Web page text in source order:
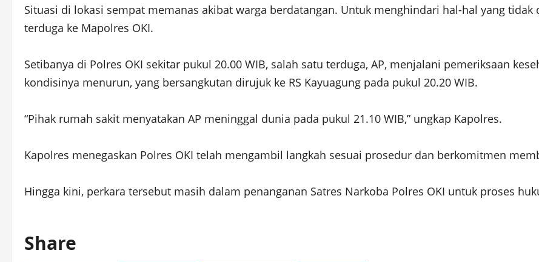
Situasi di lokasi sempat memanas akibat warga berdatangan. Untuk menghindari hal-hal yang
terduga ke Mapolres OKI.
Setibanya di Polres OKI sekitar pukul 20.00 WIB, salah satu terduga, AP, menjalani pemeriksaan
kondisinya menurun, yang bersangkutan dirujuk ke RS Kayuagung pada pukul 20.20 WIB.
“Pihak rumah sakit menyatakan AP meninggal dunia pada pukul 21.10 WIB,” ungkap Kapolres.
Kapolres menegaskan Polres OKI telah mengambil langkah sesuai prosedur dan berkomitmen
Hingga kini, perkara tersebut masih dalam penanganan Satres Narkoba Polres OKI untuk proses
Share